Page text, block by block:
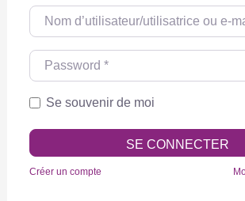
Nom d’utilisateur/utilisatrice ou e-mail
Password
Se souvenir de moi
SE CONNECTER
Créer un compte